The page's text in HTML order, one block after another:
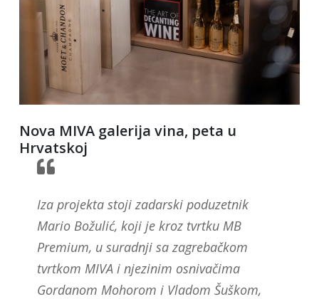
Nova MIVA galerija vina, peta u
Hrvatskoj
Iza projekta stoji zadarski poduzetnik
Mario Božulić, koji je kroz tvrtku MB
Premium, u suradnji sa zagrebačkom
tvrtkom MIVA i njezinim osnivačima
Gordanom Mohorom i Vladom Šuškom,